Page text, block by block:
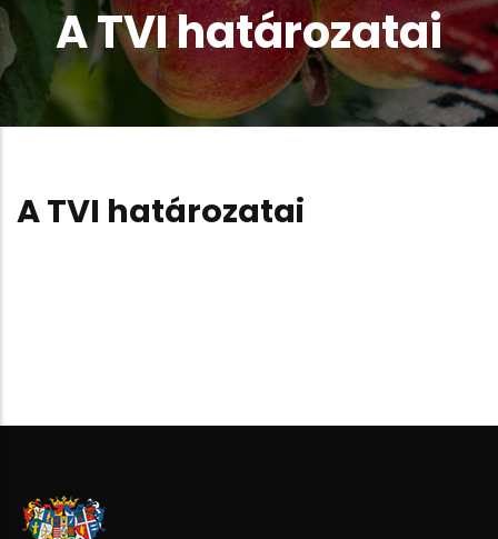
A TVI határozatai
A TVI határozatai